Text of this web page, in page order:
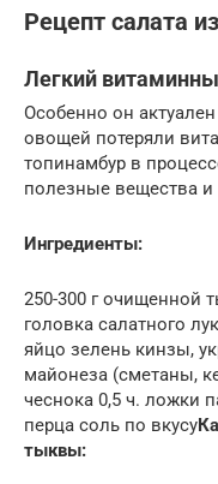
Рецепт салата
Легкий
Особенно он
овощей потеряли
топинамбур в
полезные вещества и
Ингредиенты:
250-300 г очищенной
головка салатного
яйцо зелень кинзы,
майонеза (сметаны,
чеснока 0,5 ч. ложки
перца соль по вкусу
тыквы: